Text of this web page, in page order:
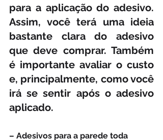
para a aplicação do adesivo.
Assim, você terá uma ideia
bastante clara do adesivo
que deve comprar. Também
é importante avaliar o custo
e, principalmente, como você
irá se sentir após o adesivo
aplicado.
– Adesivos para a parede toda